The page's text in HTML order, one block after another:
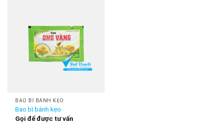
BAO BÌ BÁNH KẸO
Bao bì bánh kẹo
Gọi để được tư vấn